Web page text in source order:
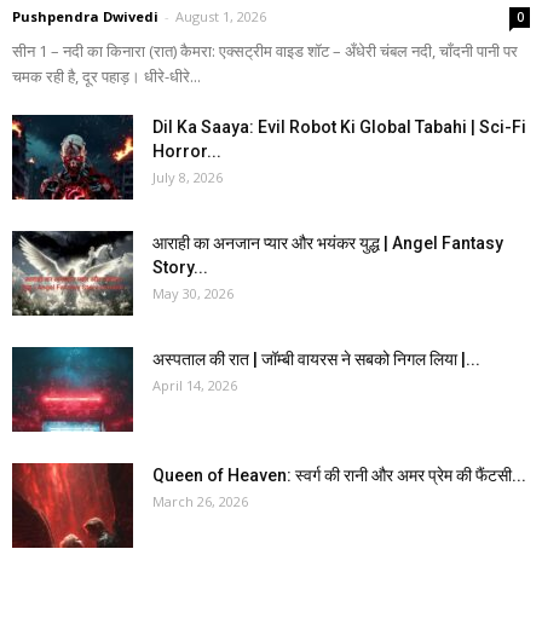
Pushpendra Dwivedi - August 1, 2026 0
सीन 1 – नदी का किनारा (रात) कैमरा: एक्सट्रीम वाइड शॉट – अँधेरी चंबल नदी, चाँदनी पानी पर
चमक रही है, दूर पहाड़। धीरे-धीरे...
Dil Ka Saaya: Evil Robot Ki Global Tabahi | Sci-Fi
Horror...
July 8, 2026
आराही का अनजान प्यार और भयंकर युद्ध | Angel Fantasy
Story...
May 30, 2026
अस्पताल की रात | जॉम्बी वायरस ने सबको निगल लिया |...
April 14, 2026
Queen of Heaven: स्वर्ग की रानी और अमर प्रेम की फैंटसी...
March 26, 2026